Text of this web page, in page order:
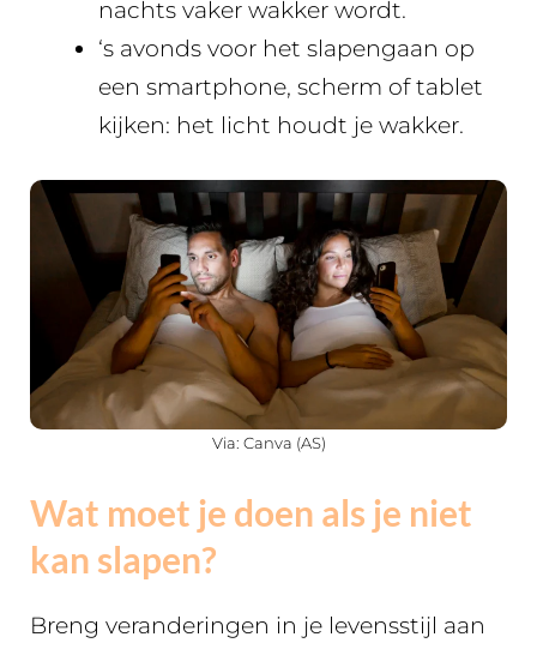
nachts vaker wakker wordt.
‘s avonds voor het slapengaan op
een smartphone, scherm of tablet
kijken: het licht houdt je wakker.
Via: Canva (AS)
Wat moet je doen als je niet
kan slapen?
Breng veranderingen in je levensstijl aan